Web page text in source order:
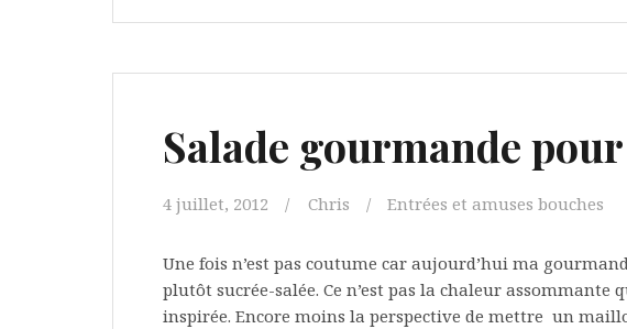
Salade gourmande
4 juillet, 2012 Chris Entrées et amuses bouches
Une fois n’est pas coutume car aujourd’hui ma
plutôt sucrée-salée. Ce n’est pas la chaleur assommante
inspirée. Encore moins la perspective de mettre un